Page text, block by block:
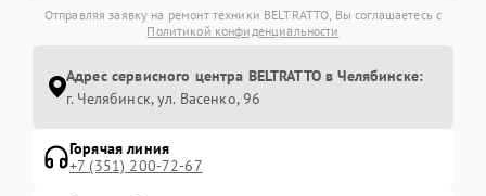
Отправляя заявку на ремонт техники BELTRATTO, Вы соглашаетесь с
Политикой конфиденциальности
Адрес сервисного центра BELTRATTO в Челябинске:
г. Челябинск, ул. Васенко, 96
Горячая линия
+7 (351) 200-72-67